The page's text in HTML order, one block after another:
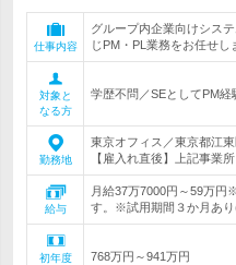
仕事内容
グループ内企業向けシス
じPM・PL業務をお任せし
対象と
なる方
学歴不問／SEとしてPM
勤務地
東京オフィス／東京都江
【雇入れ直後】上記事業
給与
月給37万7000円～59万円
す。※試用期間３か月あ
初年度
768万円～941万円